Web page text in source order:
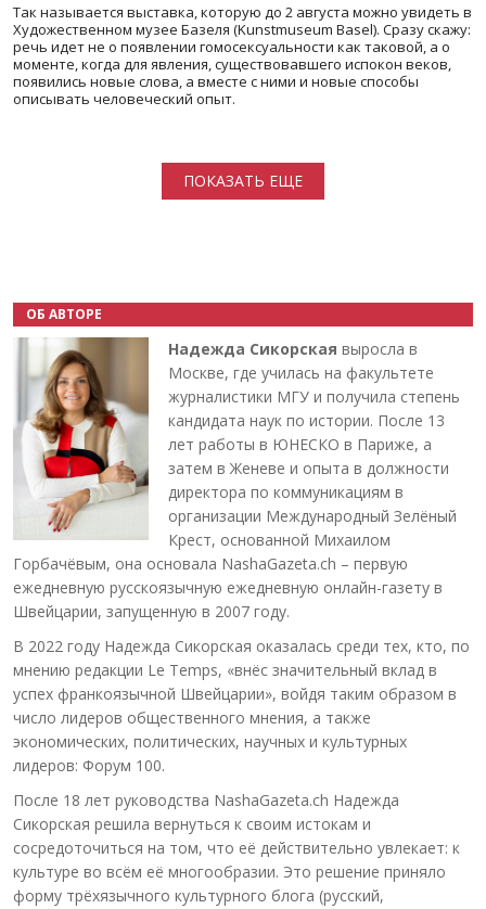
Так называется выставка, которую до 2 августа можно увидеть в
Художественном музее Базеля (Kunstmuseum Basel). Сразу скажу:
речь идет не о появлении гомосексуальности как таковой, а о
моменте, когда для явления, существовавшего испокон веков,
появились новые слова, а вместе с ними и новые способы
описывать человеческий опыт.
ПОКАЗАТЬ ЕЩЕ
ОБ АВТОРЕ
Надежда Сикорская выросла в
Москве, где училась на факультете
журналистики МГУ и получила степень
кандидата наук по истории. После 13
лет работы в ЮНЕСКО в Париже, а
затем в Женеве и опыта в должности
директора по коммуникациям в
организации Международный Зелёный
Крест, основанной Михаилом
Горбачёвым, она основала NashaGazeta.ch – первую
ежедневную русскоязычную ежедневную онлайн-газету в
Швейцарии, запущенную в 2007 году.
В 2022 году Надежда Сикорская оказалась среди тех, кто, по
мнению редакции Le Temps, «внёс значительный вклад в
успех франкоязычной Швейцарии», войдя таким образом в
число лидеров общественного мнения, а также
экономических, политических, научных и культурных
лидеров: Форум 100.
После 18 лет руководства NashaGazeta.ch Надежда
Сикорская решила вернуться к своим истокам и
сосредоточиться на том, что её действительно увлекает: к
культуре во всём её многообразии. Это решение приняло
форму трёхязычного культурного блога (русский,